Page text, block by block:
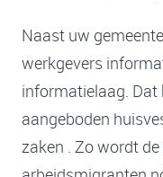
Naast uw
werkgevers
informatielaag. Dat
aangeboden
zaken . Zo wordt